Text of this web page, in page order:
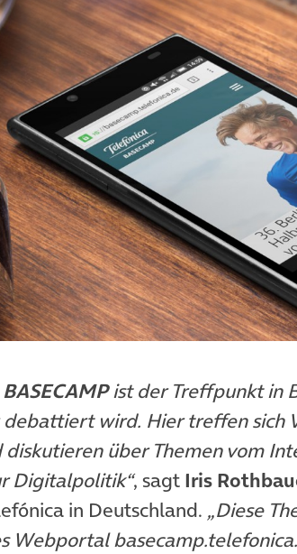
ist der Treffpunkt in
wird. Hier treffen sich
diskutieren über Themen vom
Digitalpolitik“, sagt Iris
in Deutschland. „Diese
Webportal